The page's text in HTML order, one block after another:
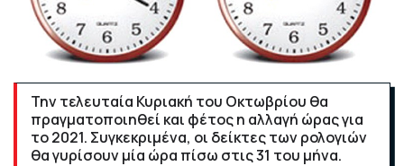
Την τελευταία Κυριακή του Οκτωβρίου θα
πραγματοποιηθεί και φέτος η αλλαγή ώρας για
το 2021. Συγκεκριμένα, οι δείκτες των ρολογιών
θα γυρίσουν μία ώρα πίσω στις 31 του μήνα.